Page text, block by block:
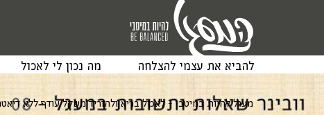
להביא את עצמי להצלחה מה נכון לי לאכול
מעגל להיות במיטבי - לאכול בריא ולהוריד משקל עודף ללא